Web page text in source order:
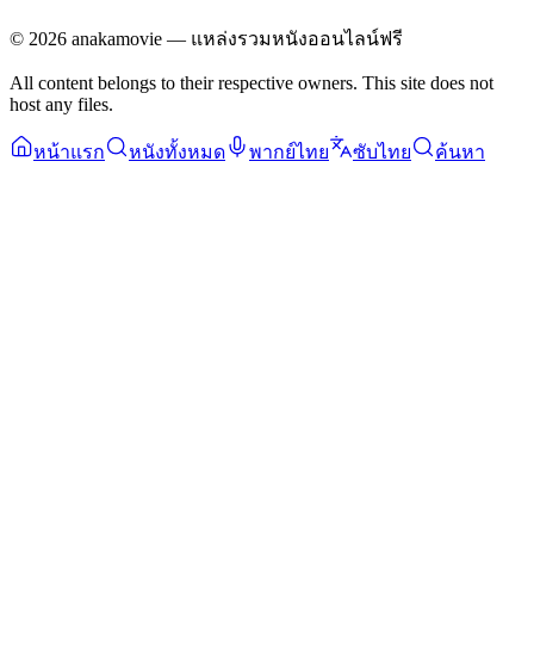
© 2026 anakamovie — แหล่งรวมหนังออนไลน์ฟรี
All content belongs to their respective owners. This site does not
host any files.
หน้าแรก หนังทั้งหมด พากย์ไทย ซับไทย ค้นหา